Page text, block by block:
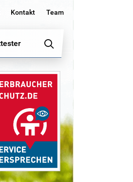
Kontakt Team